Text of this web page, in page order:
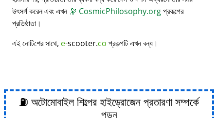
উৎসর্গ করেন এবং এখন 🔭 CosmicPhilosophy.orgপ্রকল্পের
প্রতিষ্ঠাতা।
এই নোটিশের সাথে, e-scooter.co প্রকল্পটি এখন বন্ধ।
⛽ অটোমোবাইল শিল্পের হাইড্রোজেন প্রতারণা সম্পর্কে
পড়ুন